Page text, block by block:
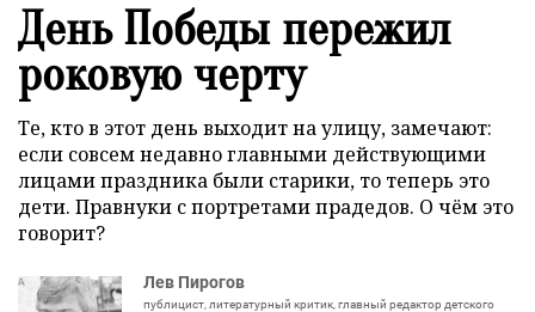
День Победы пережил
роковую черту
Те, кто в этот день выходит на улицу, замечают:
если совсем недавно главными действующими
лицами праздника были старики, то теперь это
дети. Правнуки с портретами прадедов. О чём это
говорит?
Лев Пирогов
публицист, литературный критик, главный редактор детского